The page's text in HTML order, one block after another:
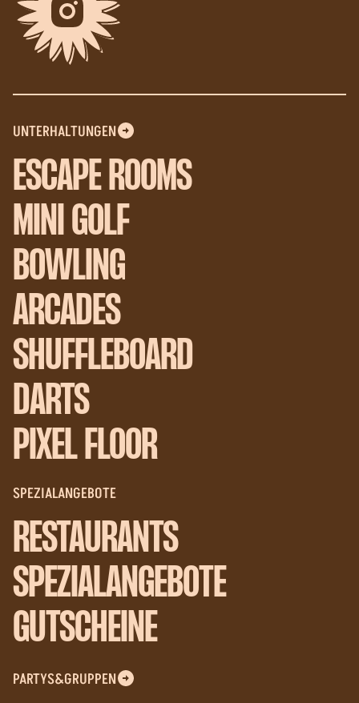
UNTERHALTUNGEN
ESCAPE ROOMS
MINI GOLF
BOWLING
ARCADES
SHUFFLEBOARD
DARTS
PIXEL FLOOR
SPEZIALANGEBOTE
RESTAURANTS
SPEZIALANGEBOTE
GUTSCHEINE
PARTYS&GRUPPEN